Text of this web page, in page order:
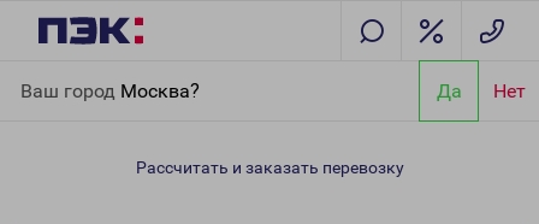
Ваш город Москва? Да Нет
Ленинск-Кузнецкий
Рассчитать и заказать перевозку